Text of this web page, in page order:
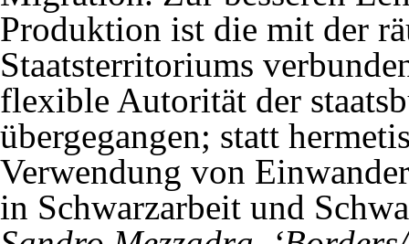
Produktion ist die mit der
Staatsterritoriums
flexible Autorität der
übergegangen; statt
Verwendung von
in Schwarzarbeit und